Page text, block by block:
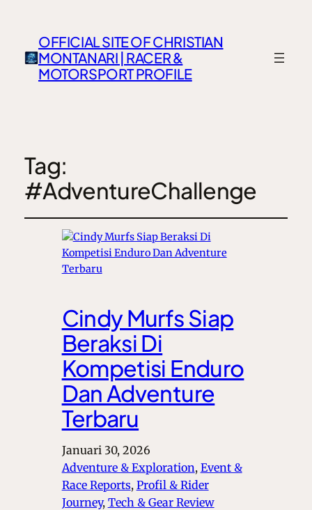
OFFICIAL SITE OF CHRISTIAN
MONTANARI | RACER &
MOTORSPORT PROFILE
Tag:
#AdventureChallenge
Cindy Murfs Siap
Beraksi Di
Kompetisi Enduro
Dan Adventure
Terbaru
Januari 30, 2026
Adventure & Exploration, Event &
Race Reports, Profil & Rider
Journey, Tech & Gear Review